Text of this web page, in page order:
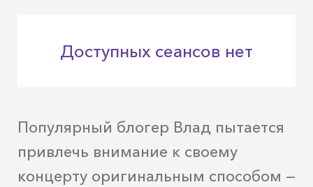
Доступных сеансов нет
Популярный блогер Влад пытается
привлечь внимание к своему
концерту оригинальным способом —